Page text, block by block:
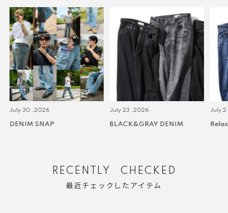
July 30 ,2026
DENIM SNAP
July 23 ,2026
BLACK&GRAY DENIM
July 2
Relax
RECENTLY CHECKED
最近チェックしたアイテム